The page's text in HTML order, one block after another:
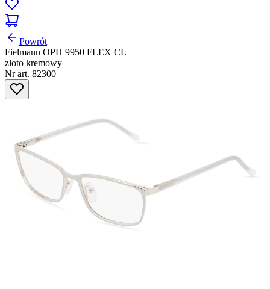
Powrót
Fielmann OPH 9950 FLEX CL
złoto kremowy
Nr art. 82300